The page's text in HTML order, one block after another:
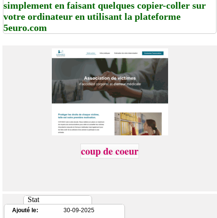
simplement en faisant quelques copier-coller sur
votre ordinateur en utilisant la plateforme
5euro.com
coup de coeur
Stat
Ajouté le: 30-09-2025